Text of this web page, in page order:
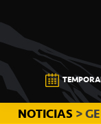
a
la
navegación
principal
al
contenido
principal
a
la
barra
lateral
principal
CB
CANARIAS
NOTICIAS >